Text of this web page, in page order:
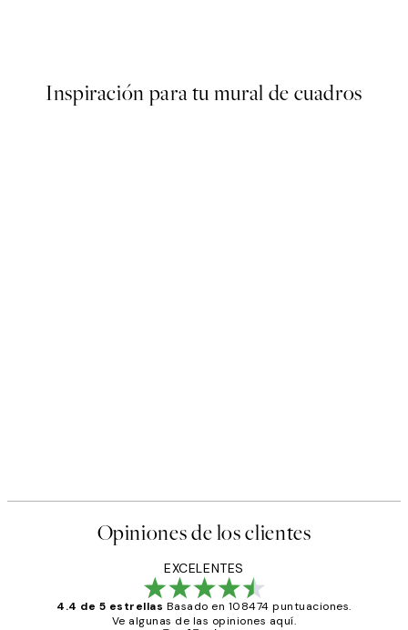
Inspiración para tu mural de cuadros
Opiniones de los clientes
EXCELENTES
4.4 de 5 estrellas Basado en 108474 puntuaciones.
Ve algunas de las opiniones aquí.